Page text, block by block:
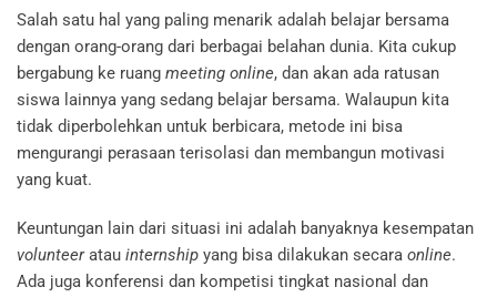
Salah satu hal yang paling menarik adalah belajar bersama
dengan orang-orang dari berbagai belahan dunia. Kita cukup
bergabung ke ruang meeting online, dan akan ada ratusan
siswa lainnya yang sedang belajar bersama. Walaupun kita
tidak diperbolehkan untuk berbicara, metode ini bisa
mengurangi perasaan terisolasi dan membangun motivasi
yang kuat.
Keuntungan lain dari situasi ini adalah banyaknya kesempatan
volunteeratau internship yang bisa dilakukan secara online.
Ada juga konferensi dan kompetisi tingkat nasional dan